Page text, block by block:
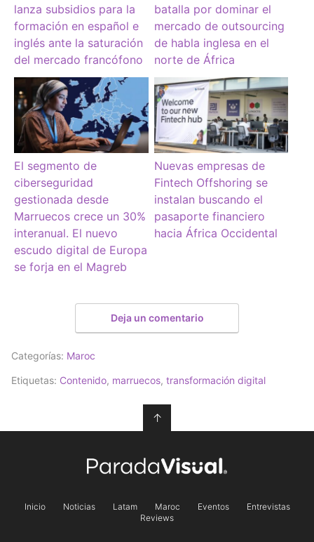
lanza subsidios para la
formación en español e
inglés ante la saturación
del mercado francófono
batalla por dominar el
mercado de outsourcing
de habla inglesa en el
norte de África
El segmento de
ciberseguridad
gestionada desde
Marruecos crece un 30%
interanual. El nuevo
escudo digital de Europa
se forja en el Magreb
Nuevas empresas de
Fintech Offshoring se
instalan buscando el
pasaporte financiero
hacia África Occidental
Deja un comentario
Categorías: Maroc
Etiquetas: Contenido, marruecos, transformación digital
↑
Inicio Noticias Latam Maroc Eventos
Entrevistas
Reviews